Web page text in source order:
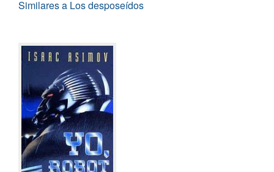
Similares a Los desposeídos